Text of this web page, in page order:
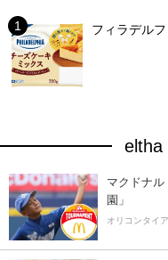
フィラデル
eltha
マクドナ
園」
オリコンタイ